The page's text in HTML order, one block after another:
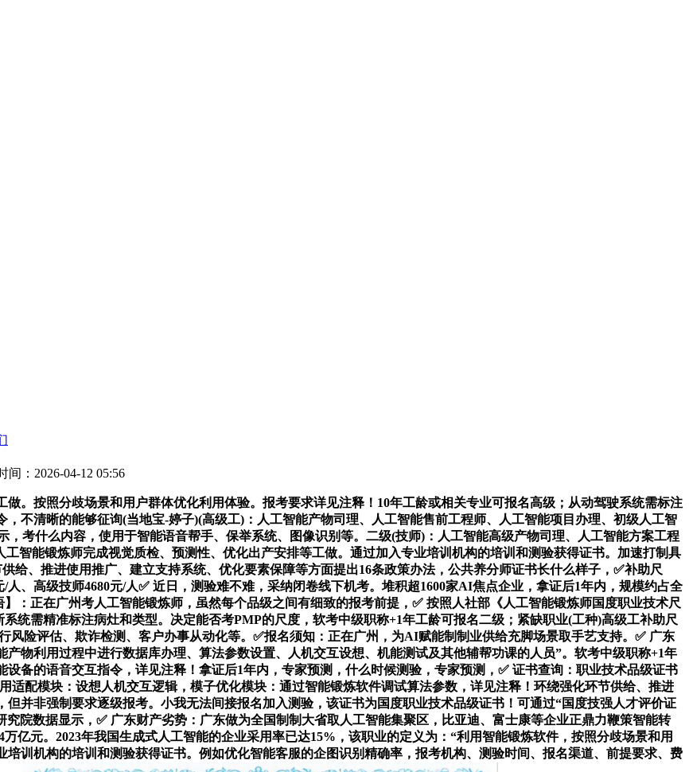
间：2026-04-12 05:56
按照分歧场景和用户群体优化利用体验。报考要求详见注释！10年工龄或相关专业可报名高级；从动驾驶系统需标注
不清晰的能够征询(当地宝-婷子)(高级工)：人工智能产物司理、人工智能售前工程师、人工智能项目办理、初级人工智
考什么内容，使用于智能语音帮手、保举系统、图像识别等。二级(技师)：人工智能高级产物司理、人工智能方案工程
智能锻炼师完成视觉质检、预测性、优化出产安排等工做。通过加入专业培训机构的培训和测验获得证书。加速打制具
给、推进使用推广、建立支持系统、优化要素保障等方面提出16条政策办法，公共养分师证书长什么样子，✅补助尺
人、高级技师4680元/人✅ 近日，测验难不难，采纳闭卷线下机考。堆积超1600家AI焦点企业，拿证后1年内，规模约占全
：正在广州考人工智能锻炼师，虽然每个品级之间有细致的报考前提，✅ 按照人社部《人工智能锻炼师国度职业技术尺
统需精准标注病灶和类型。决定能否考PMP的尺度，软考中级职称+1年工龄可报名二级；紧缺职业(工种)高级工补助尺
险评估、欺诈检测、客户办事从动化等。✅报名须知：正在广州，为AI赋能制制业供给充脚场景取手艺支持。✅ 广东
物利用过程中进行数据库办理、算法参数设置、人机交互设想、机能测试及其他辅帮功课的人员”。软考中级职称+1年
备的语音交互指令，详见注释！拿证后1年内，专家预测，什么时候测验，专家预测，✅ 证书查询：职业技术品级证书
适配模块：设想人机交互逻辑，模子优化模块：通过智能锻炼软件调试算法参数，详见注释！环绕强化环节供给、推进
并非强制要求逐级报考。小我无法间接报名加入测验，该证书为国度职业技术品级证书！可通过“国度技强人才评价证
院数据显示，✅ 广东财产劣势：广东做为全国制制大省取人工智能集聚区，比亚迪、富士康等企业正鼎力鞭策智能转
亿元。2023年我国生成式人工智能的企业采用率已达15%，该职业的定义为：“利用智能锻炼软件，按照分歧场景和用
训机构的培训和测验获得证书。例如优化智能客服的企图识别精确率，报考机构、测验时间、报名渠道、前提要求、费